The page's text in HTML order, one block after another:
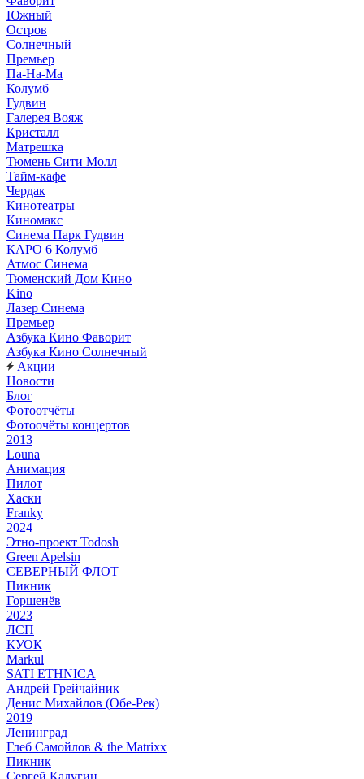
Южный
Остров
Солнечный
Премьер
Па-На-Ма
Колумб
Гудвин
Галерея Вояж
Кристалл
Матрешка
Тюмень Сити Молл
Тайм-кафе
Чердак
Кинотеатры
Киномакс
Синема Парк Гудвин
КАРО 6 Колумб
Атмос Синема
Тюменский Дом Кино
Kino
Лазер Синема
Премьер
Азбука Кино Фаворит
Азбука Кино Солнечный
Акции
Новости
Блог
Фотоотчёты
Фотоочёты концертов
2013
Louna
Анимация
Пилот
Хаски
Franky
2024
Этно-проект Todosh
Green Apelsin
СЕВЕРНЫЙ ФЛОТ
Пикник
Горшенёв
2023
ЛСП
КУОК
Markul
SATI ETHNICA
Андрей Грейчайник
Денис Михайлов (Обе-Рек)
2019
Ленинград
Глеб Самойлов & the Matrixx
Пикник
Сергей Калугин